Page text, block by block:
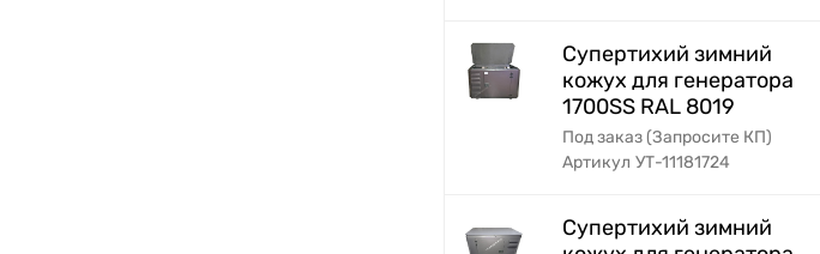
Супертихий зимний
кожух для генератора
1700SS RAL 8019
Под заказ (Запросите КП)
Артикул УТ-11181724
Супертихий зимний